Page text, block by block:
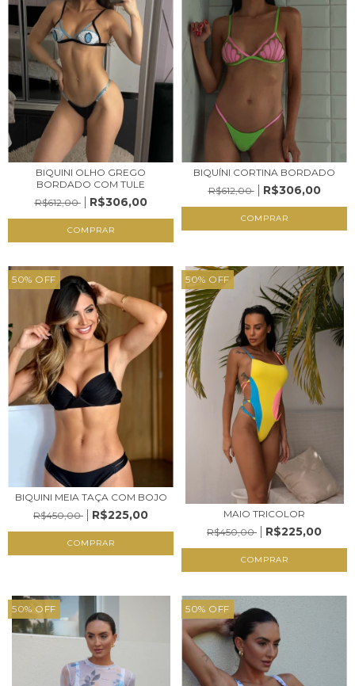
BIQUINI OLHO GREGO
BORDADO COM TULE
R$612,00
R$306,00
COMPRAR
BIQUÍNI CORTINA BORDADO
R$612,00
R$306,00
COMPRAR
50% OFF
BIQUINI MEIA TAÇA COM BOJO
R$450,00
R$225,00
COMPRAR
50% OFF
MAIO TRICOLOR
R$450,00
R$225,00
COMPRAR
50% OFF 50% OFF